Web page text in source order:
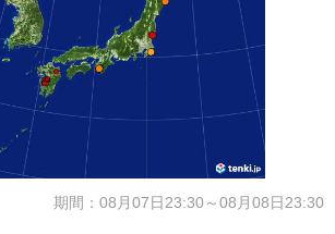
期間：08月07日23:30～08月08日23:30